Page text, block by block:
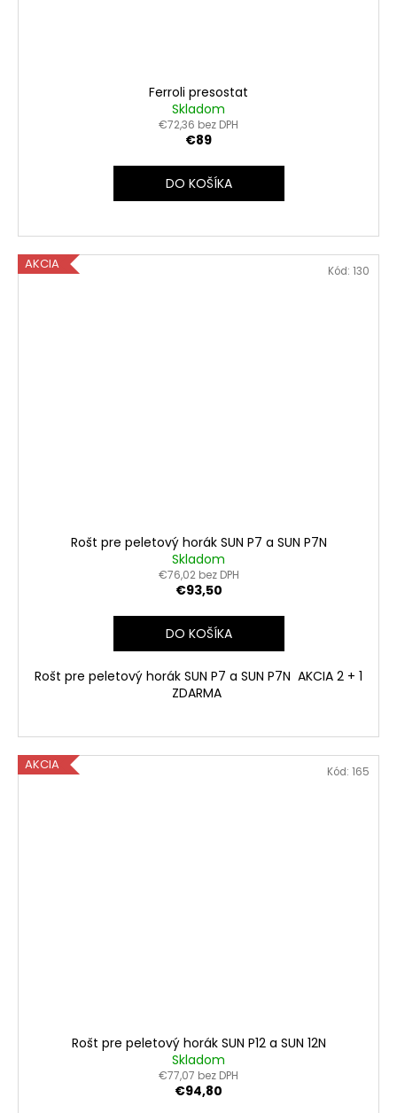
Ferroli presostat
Skladom
€72,36 bez DPH
€89
DO KOŠÍKA
AKCIA
Rošt pre peletový horák SUN P7 a SUN P7N
Skladom
€76,02 bez DPH
€93,50
DO KOŠÍKA
Rošt pre peletový horák SUN P7 a SUN P7N AKCIA 2 + 1
ZDARMA
Kód: 130
AKCIA
Rošt pre peletový horák SUN P12 a SUN 12N
Skladom
€77,07 bez DPH
€94,80
Kód: 165